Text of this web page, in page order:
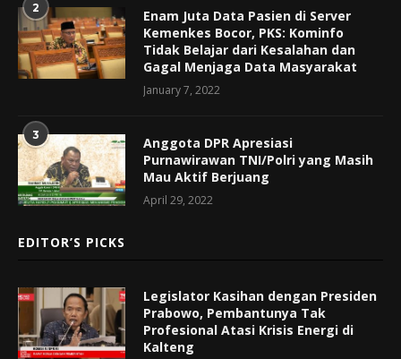
2
Enam Juta Data Pasien di Server
Kemenkes Bocor, PKS: Kominfo
Tidak Belajar dari Kesalahan dan
Gagal Menjaga Data Masyarakat
January 7, 2022
3
Anggota DPR Apresiasi
Purnawirawan TNI/Polri yang Masih
Mau Aktif Berjuang
April 29, 2022
EDITOR’S PICKS
Legislator Kasihan dengan Presiden
Prabowo, Pembantunya Tak
Profesional Atasi Krisis Energi di
Kalteng